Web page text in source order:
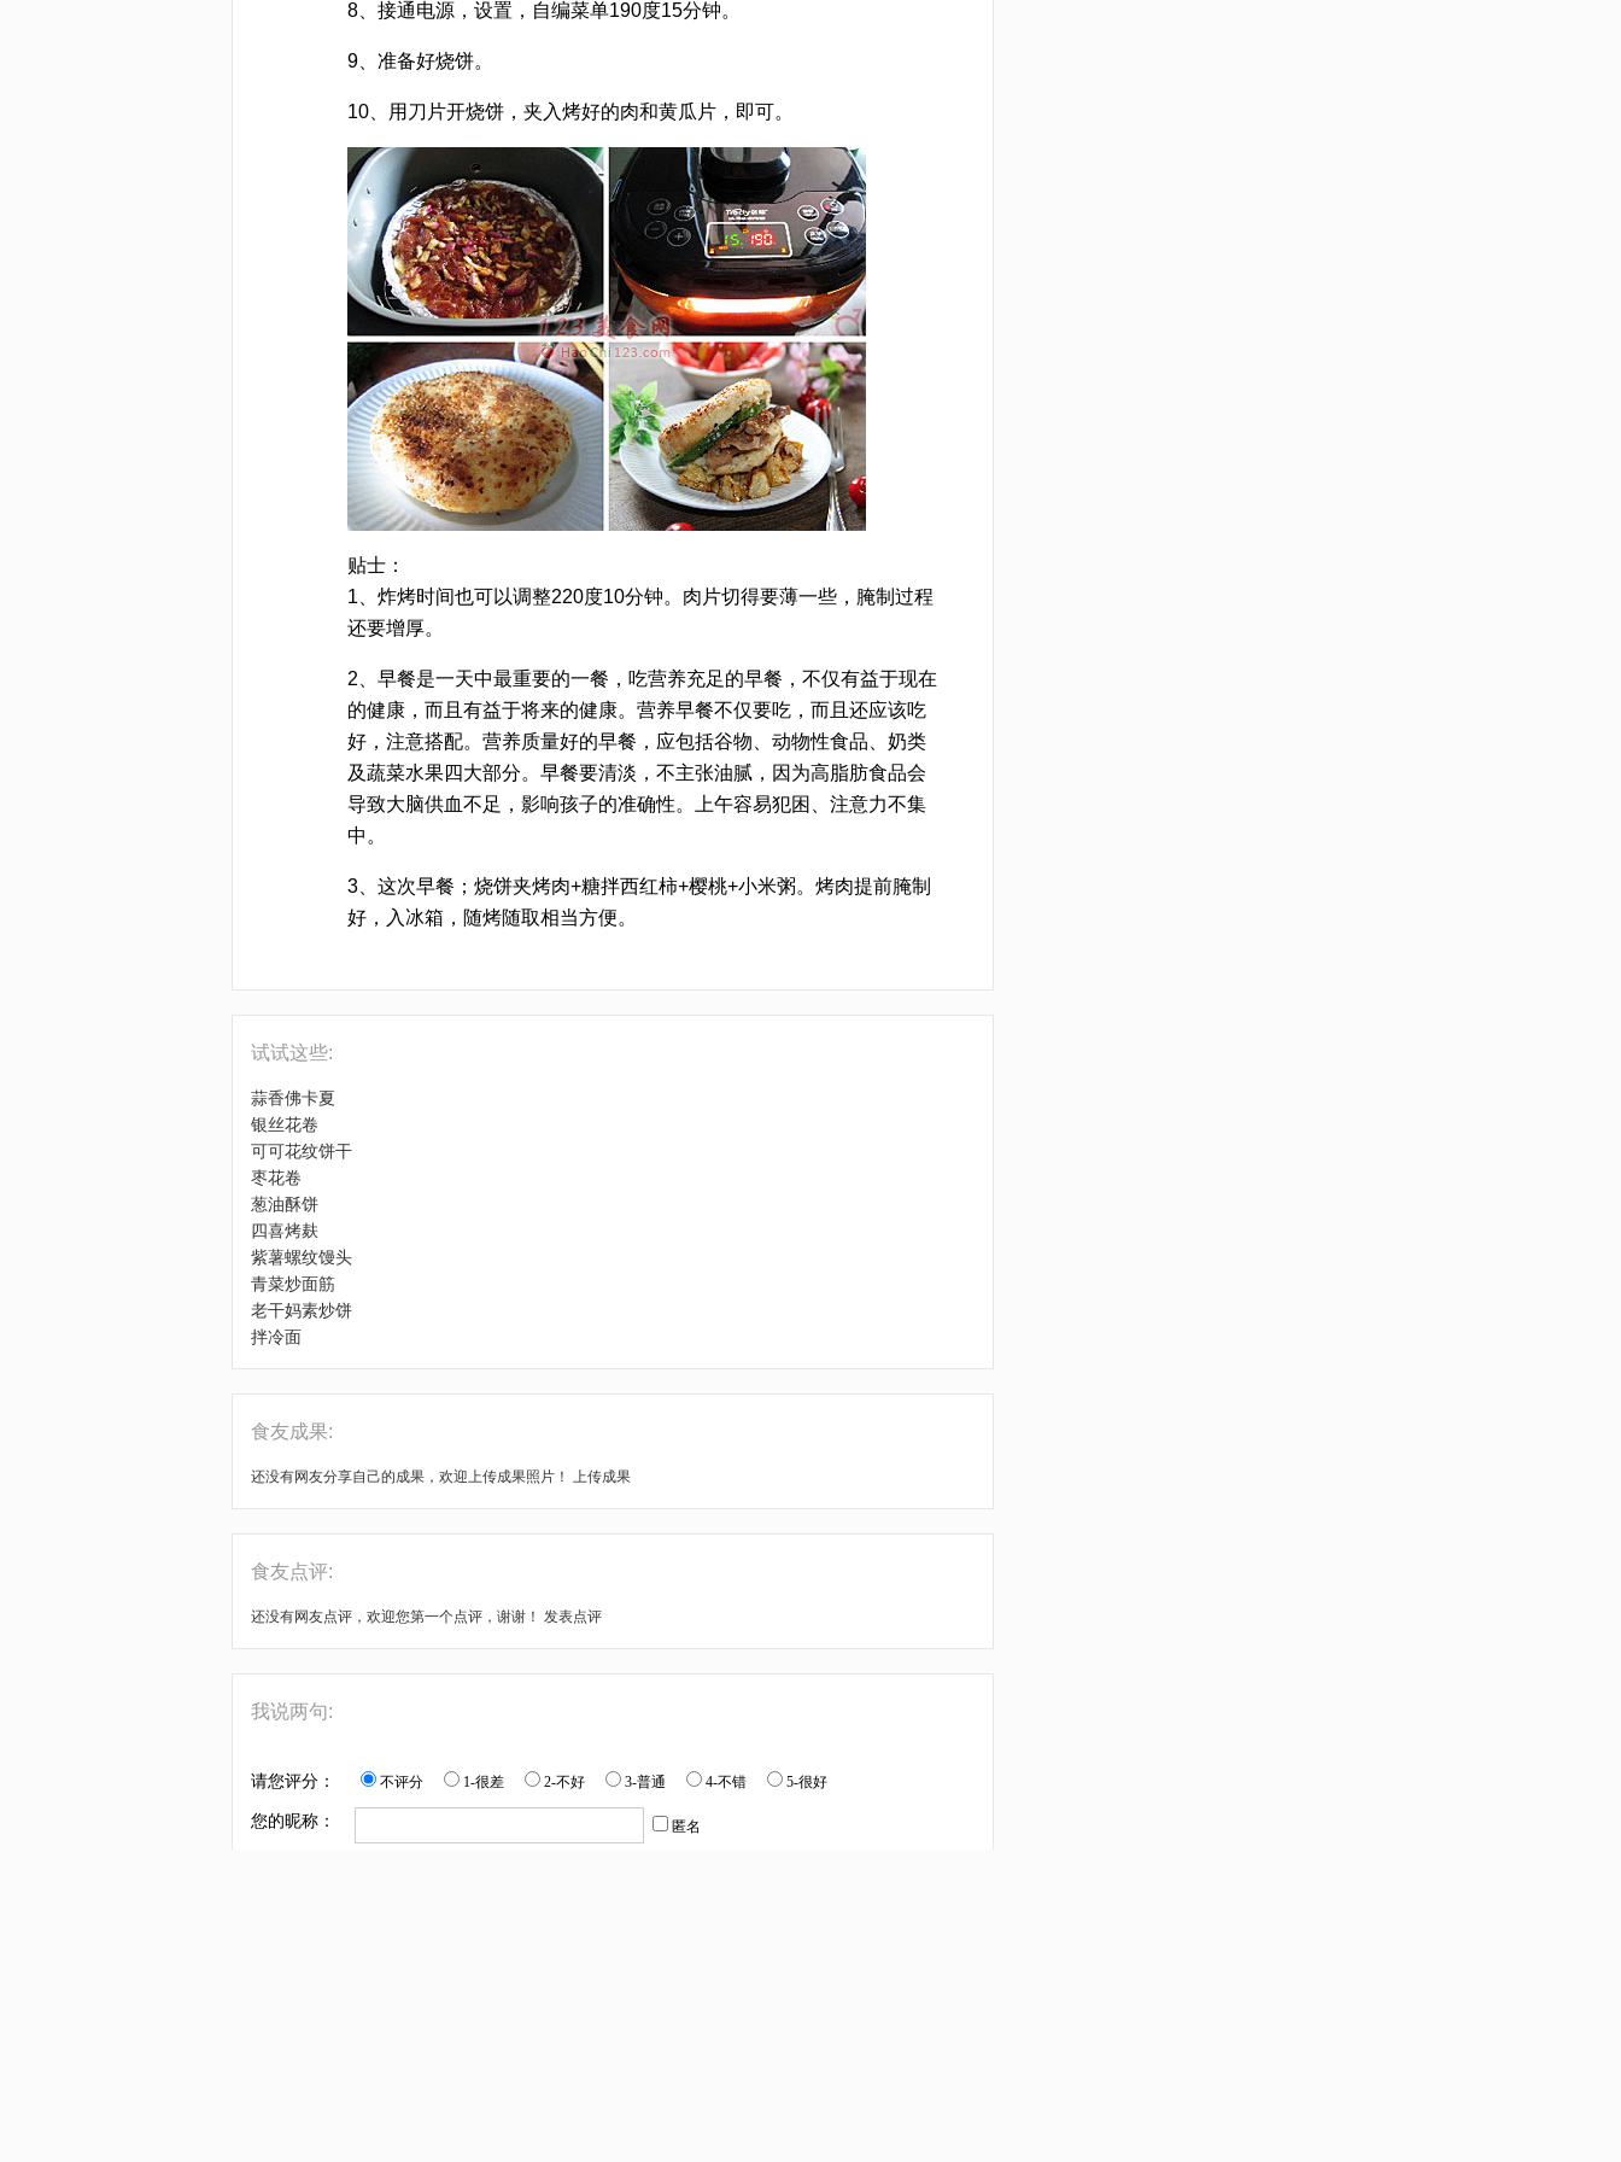
8、接通电源，设置，自编菜单190度15分钟。
9、准备好烧饼。
10、用刀片开烧饼，夹入烤好的肉和黄瓜片，即可。
贴士：
1、炸烤时间也可以调整220度10分钟。肉片切得要薄一些，腌制过程
还要增厚。
2、早餐是一天中最重要的一餐，吃营养充足的早餐，不仅有益于现在
的健康，而且有益于将来的健康。营养早餐不仅要吃，而且还应该吃
好，注意搭配。营养质量好的早餐，应包括谷物、动物性食品、奶类
及蔬菜水果四大部分。早餐要清淡，不主张油腻，因为高脂肪食品会
导致大脑供血不足，影响孩子的准确性。上午容易犯困、注意力不集
中。
3、这次早餐；烧饼夹烤肉+糖拌西红柿+樱桃+小米粥。烤肉提前腌制
好，入冰箱，随烤随取相当方便。
试试这些:
蒜香佛卡夏
银丝花卷
可可花纹饼干
枣花卷
葱油酥饼
四喜烤麸
紫薯螺纹馒头
青菜炒面筋
老干妈素炒饼
拌冷面
食友成果:
还没有网友分享自己的成果，欢迎上传成果照片！ 上传成果
食友点评:
还没有网友点评，欢迎您第一个点评，谢谢！ 发表点评
我说两句:
请您评分： 不评分 1-很差 2-不好 3-普通 4-不错 5-很好
您的昵称： 匿名